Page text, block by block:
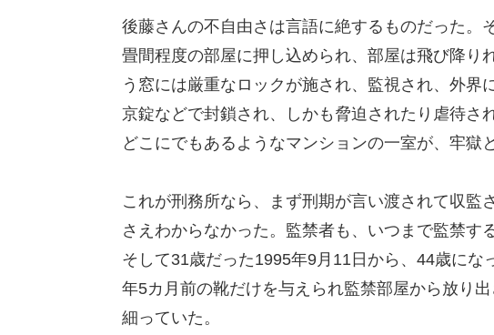
後藤さんの不自由さは言語に絶するものだった。
畳間程度の部屋に押し込められ、部屋は飛び降り
う窓には厳重なロックが施され、監視され、外界
京錠などで封鎖され、しかも脅迫されたり虐待さ
どこにでもあるようなマンションの一室が、牢獄
これが刑務所なら、まず刑期が言い渡されて収監
さえわからなかった。監禁者も、いつまで監禁す
そして31歳だった1995年9月11日から、44歳に
年5カ月前の靴だけを与えられ監禁部屋から放り
細っていた。